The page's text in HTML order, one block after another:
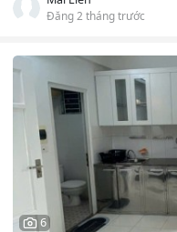
Đăng 2 tháng trước
6